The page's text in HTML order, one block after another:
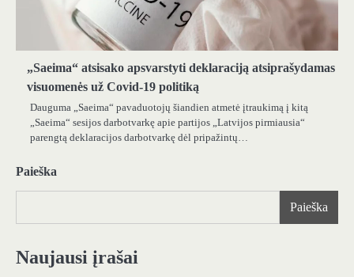
„Saeima“ atsisako apsvarstyti deklaraciją atsiprašydamas
visuomenės už Covid-19 politiką
Dauguma „Saeima“ pavaduotojų šiandien atmetė įtraukimą į kitą
„Saeima“ sesijos darbotvarkę apie partijos „Latvijos pirmiausia“
parengtą deklaracijos darbotvarkę dėl pripažintų…
Paieška
Paieška
Naujausi įrašai